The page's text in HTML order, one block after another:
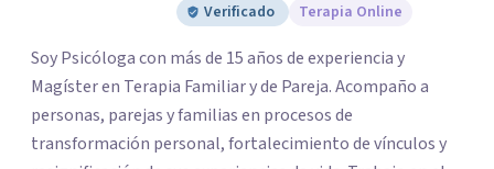
Verificado Terapia Online
Soy Psicóloga con más de 15 años de experiencia y
Magíster en Terapia Familiar y de Pareja. Acompaño a
personas, parejas y familias en procesos de
transformación personal, fortalecimiento de vínculos y